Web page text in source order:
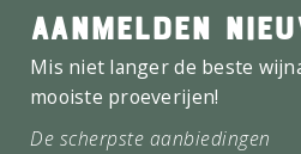
AANMELDEN
Mis niet langer de beste
mooiste proeverijen!
De scherpste aanbiedingen